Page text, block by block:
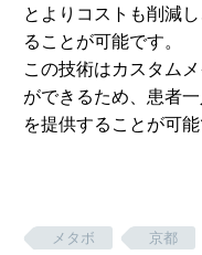
とよりコストも削減
ることが可能です。
この技術はカスタム
ができるため、患者
を提供することが可能
メタボ 京都